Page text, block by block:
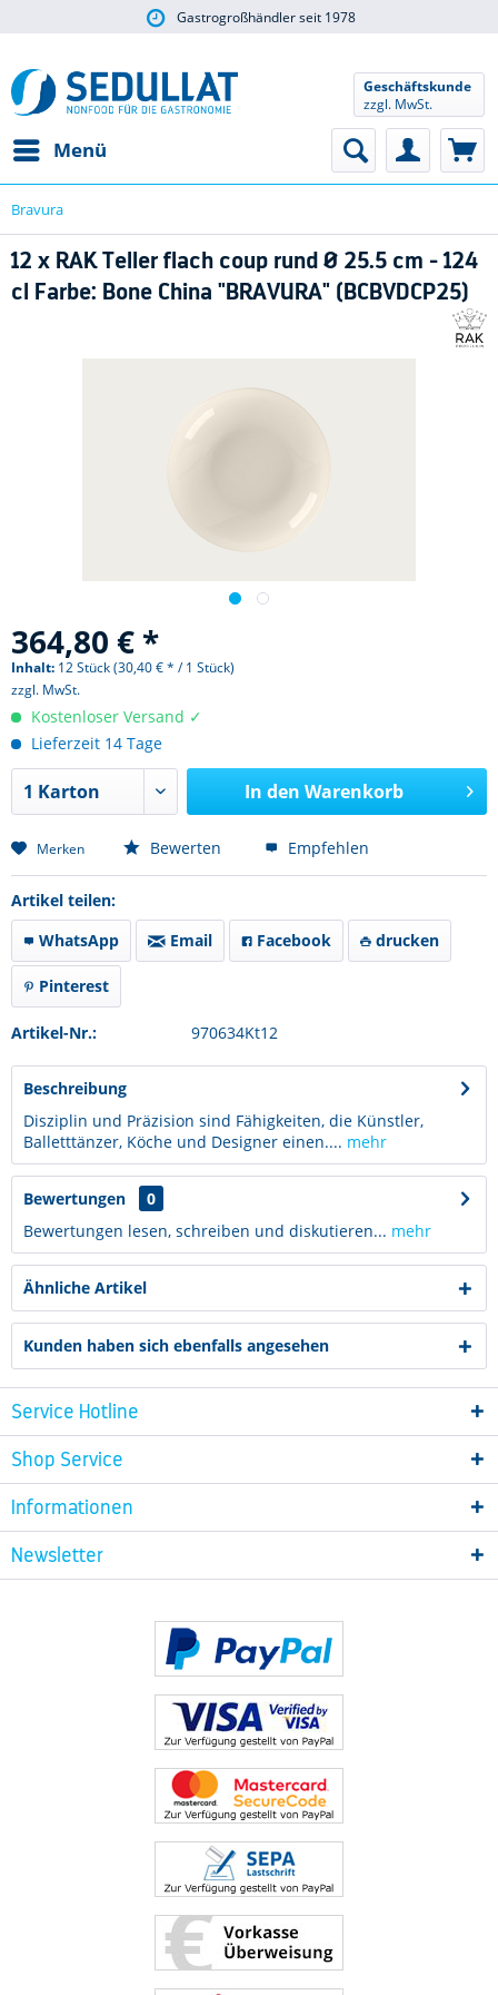
Gastrogroßhändler seit 1978
Menü
Geschäftskunde
zzgl. MwSt.
Bravura
12 x RAK Teller flach coup rund Ø 25.5 cm - 124
cl Farbe: Bone China "BRAVURA" (BCBVDCP25)
364,80 € *
Inhalt: 12 Stück (30,40 € * / 1 Stück)
zzgl. MwSt.
Kostenloser Versand ✓
Lieferzeit 14 Tage
In den Warenkorb
Merken Bewerten Empfehlen
Artikel teilen:
WhatsApp
Email Facebook drucken
Pinterest
Artikel-Nr.: 970634Kt12
Beschreibung
Disziplin und Präzision sind Fähigkeiten, die Künstler,
Balletttänzer, Köche und Designer einen.... mehr
Bewertungen
0
Bewertungen lesen, schreiben und diskutieren... mehr
Ähnliche Artikel
Kunden haben sich ebenfalls angesehen
Service Hotline
Shop Service
Informationen
Newsletter